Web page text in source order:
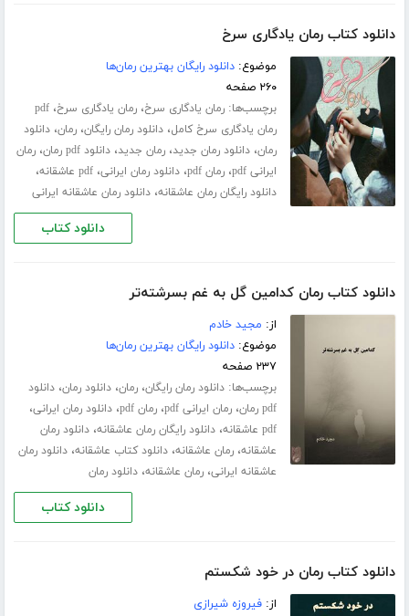
دانلود کتاب رمان یادگاری سرخ
موضوع:دانلود رایگان بهترین رمان‌ها
۲۶۰ صفحه
برچسب‌ها:رمان یادگاری سرخ،رمان یادگاری سرخ،pdf
رمان یادگاری سرخ کامل،دانلود رمان رایگان،رمان،دانلود
رمان،دانلود رمان جدید،رمان جدید،دانلود pdf رمان ،رمان
ایرانی pdf
،رمان pdf ،دانلود رمان ایرانی،pdf عاشقانه ،
دانلود رایگان رمان عاشقانه،دانلود رمان عاشقانه ایرانی
دانلود کتاب
دانلود کتاب رمان کدامین گل به غم بسرشته‌تر
از: مجید خادم
موضوع:دانلود رایگان بهترین رمان‌ها
۲۳۷ صفحه
برچسب‌ها:دانلود رمان رایگان،رمان،دانلود رمان،دانلود
pdf رمان
،رمان ایرانی pdf ،رمان pdf ،دانلود رمان ایرانی،
pdf عاشقانه ،دانلود رایگان رمان عاشقانه،دانلود رمان
عاشقانه،رمان عاشقانه،دانلود کتاب عاشقانه،دانلود رمان
عاشقانه ایرانی،رمان عاشقانه،دانلود رمان
دانلود کتاب
دانلود کتاب رمان در خود شکستم
از:فیروزه شیرازی